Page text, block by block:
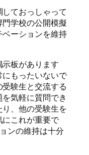
ておっしゃって
学校の公開模擬
ーションを維持
板があります
もったいないで
験生と交流する
気軽に質問でき
、他の受験生を
これが重要で
ンの維持は十分